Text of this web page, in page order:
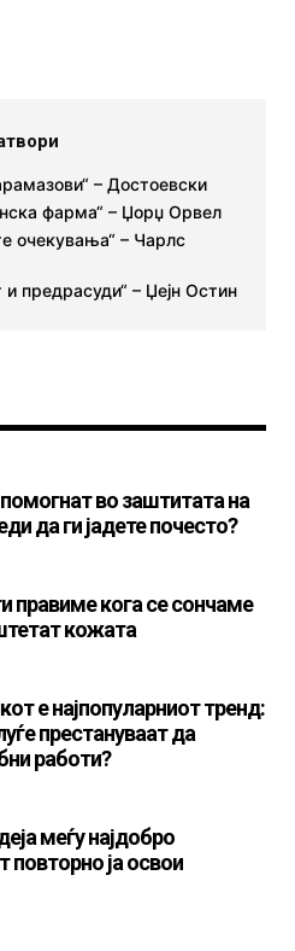
– Достоевски
фарма“ – Џорџ Орвел
очекувања“ – Чарлс
и предрасуди“ – Џејн Остин
во заштитата на
да ги јадете почесто?
правиме кога се сончаме
кожата
е најпопуларниот тренд:
престануваат да
работи?
меѓу најдобро
повторно ја освои